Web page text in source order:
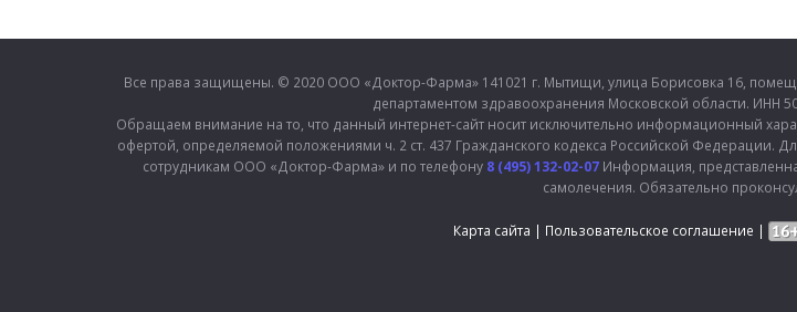
Все права защищены. © 2020 ООО «Доктор-Фарма» 141021 г. Мытищи, улица Борисовка 16,
департаментом здравоохранения Московской области. ИНН
Обращаем внимание на то, что данный интернет-сайт носит исключительно информационный
офертой, определяемой положениями ч. 2 ст. 437 Гражданского кодекса Российской Федерации.
сотрудникам ООО «Доктор-Фарма» и по телефону 8 (495) 132-02-07Информация,
самолечения. Обязательно
Карта сайта | Пользовательское соглашение |